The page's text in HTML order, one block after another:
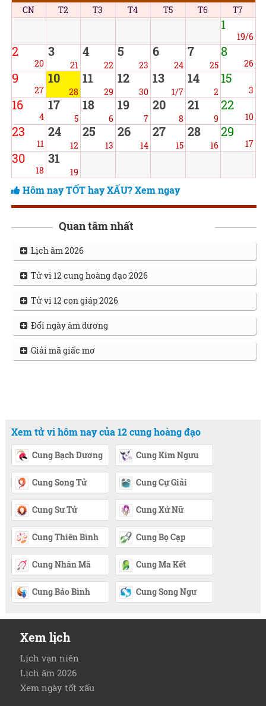
CN T2 T3 T4 T5 T6 T7
1
19/6
2
20
3
21
4
22
5
23
6
24
7
25
8
26
9
27
10
28
11
29
12
30
13
1/7
14
2
15
3
16
4
17
5
18
6
19
7
20
8
21
9
22
10
23
11
24
12
25
13
26
14
27
15
28
16
29
17
30
18
31
19
Hôm nay TỐT hay XẤU? Xem ngay
Quan tâm nhất
Lịch âm 2026
Tử vi 12 cung hoàng đạo 2026
Tử vi 12 con giáp 2026
Đổi ngày âm dương
Giải mã giấc mơ
Xem tử vi hôm nay của 12 cung hoàng đạo
Cung Bạch Dương Cung Kim Ngưu
Cung Song Tử Cung Cự Giải
Cung Sư Tử Cung Xử Nữ
Cung Thiên Bình Cung Bọ Cạp
Cung Nhân Mã Cung Ma Kết
Cung Bảo Bình Cung Song Ngư
Xem lịch
Lịch vạn niên
Lịch âm 2026
Xem ngày tốt xấu